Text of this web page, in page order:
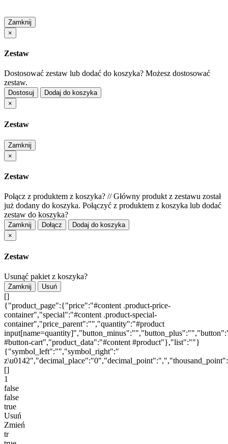
Zamknij
×
Zestaw
Dostosować zestaw lub dodać do koszyka? Możesz dostosować
zestaw.
Dostosuj
Dodaj do koszyka
×
Zestaw
Zamknij
×
Zestaw
Połącz z produktem z koszyka? //Główny produkt z zestawu został
już dodany do koszyka. Połączyć z produktem z koszyka lub dodać
zestaw do koszyka?
Zamknij Dołącz
Dodaj do koszyka
×
Zestaw
Usunąć pakiet z koszyka?
Zamknij Usuń
[]
{"product_page":{"price":"#content .product-price-
container","special":"#content .product-special-
container","price_parent":"","quantity":"#product
#button-cart","product_data":"#content #product"},"list":""}
{"symbol_left":"","symbol_right":"
[]
1
false
false
true
Usuń
Zmień
tr